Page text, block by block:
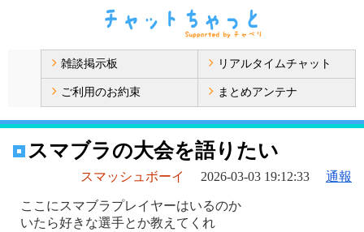
雑談掲示板 リアルタイムチャット
ご利用のお約束 まとめアンテナ
スマブラの大会を語りたい
スマッシュボーイ 2026-03-03 19:12:33 通報
ここにスマブラプレイヤーはいるのか
いたら好きな選手とか教えてくれ